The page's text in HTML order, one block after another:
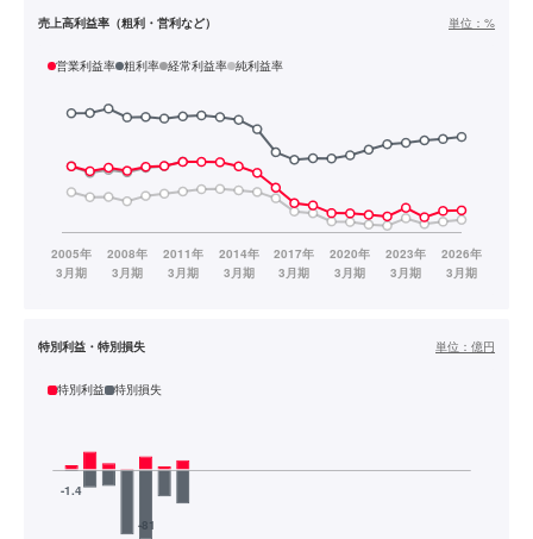
売上高利益率（粗利・営利など） 単位： %
営業利益率 粗利率 経常利益率 純利益率
特別利益・特別損失 単位： 億円
特別利益 特別損失